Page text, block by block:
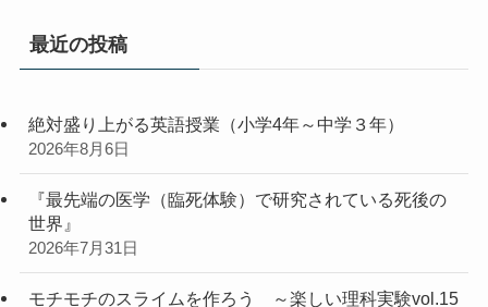
最近の投稿
絶対盛り上がる英語授業（小学4年～中学３年）
2026年8月6日
『最先端の医学（臨死体験）で研究されている死後の
世界』
2026年7月31日
モチモチのスライムを作ろう ～楽しい理科実験vol.15